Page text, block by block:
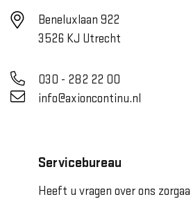
Beneluxlaan 922
3526 KJ Utrecht
030 - 282 22 00
info@axioncontinu.nl
Servicebureau
Heeft u vragen over ons